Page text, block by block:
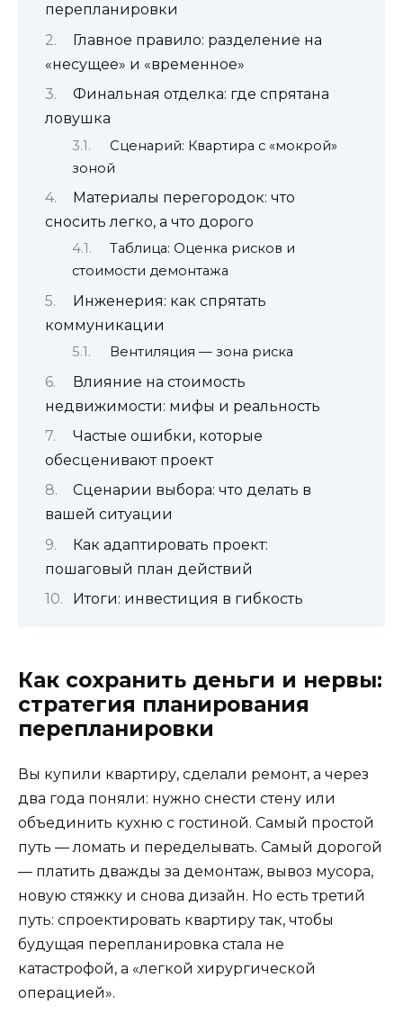
перепланировки
Главное правило: разделение на
«несущее» и «временное»
Финальная отделка: где спрятана
ловушка
Сценарий: Квартира с «мокрой»
зоной
Материалы перегородок: что
сносить легко, а что дорого
Таблица: Оценка рисков и
стоимости демонтажа
Инженерия: как спрятать
коммуникации
Вентиляция — зона риска
Влияние на стоимость
недвижимости: мифы и реальность
Частые ошибки, которые
обесценивают проект
Сценарии выбора: что делать в
вашей ситуации
Как адаптировать проект:
пошаговый план действий
Итоги: инвестиция в гибкость
Как сохранить деньги и нервы:
стратегия планирования
перепланировки
Вы купили квартиру, сделали ремонт, а через
два года поняли: нужно снести стену или
объединить кухню с гостиной. Самый простой
путь — ломать и переделывать. Самый дорогой
— платить дважды за демонтаж, вывоз мусора,
новую стяжку и снова дизайн. Но есть третий
путь: спроектировать квартиру так, чтобы
будущая перепланировка стала не
катастрофой, а «легкой хирургической
операцией».